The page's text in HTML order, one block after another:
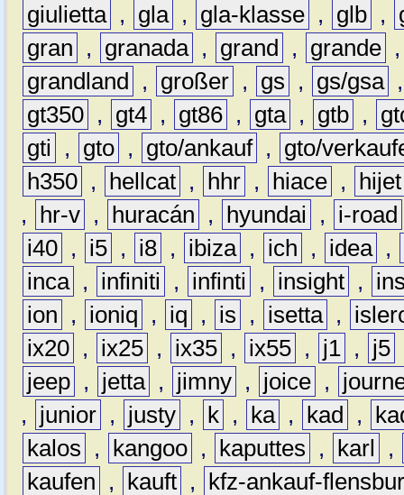
giulietta , gla , gla-klasse , glb ,
gran
, granada , grand , grande
grandland
, großer , gs , gs/gsa
gt350 , gt4 , gt86 , gta , gtb ,
gti
, gto , gto/ankauf ,
gto/
h350 , hellcat , hhr , hiace ,
hijet
,
hr-v , huracán , hyundai ,
i-road
i40 , i5 , i8 , ibiza , ich , idea ,
inca , infiniti , infinti , insight ,
ion
, ioniq , iq , is , isetta ,
ix20 , ix25 , ix35 , ix55 , j1 , j5
jeep , jetta , jimny , joice ,
,
junior , justy , k , ka , kad ,
kalos
, kangoo , kaputtes , karl
,
kaufen
, kauft ,
kfz-ankauf-